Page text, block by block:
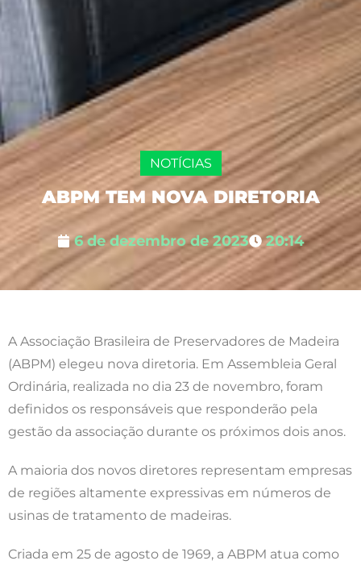
NOTÍCIAS
ABPM TEM NOVA DIRETORIA
6 de dezembro de 2023 20:14
A Associação Brasileira de Preservadores de Madeira
(ABPM) elegeu nova diretoria. Em Assembleia Geral
Ordinária, realizada no dia 23 de novembro, foram
definidos os responsáveis que responderão pela
gestão da associação durante os próximos dois anos.
A maioria dos novos diretores representam empresas
de regiões altamente expressivas em números de
usinas de tratamento de madeiras.
Criada em 25 de agosto de 1969, a ABPM atua como